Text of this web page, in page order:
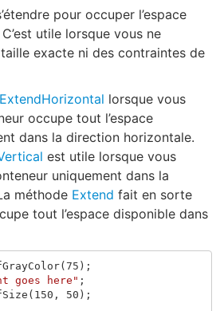
pour occuper l’espace
utile lorsque vous ne
exacte ni des contraintes de
ExtendHorizontal lorsque vous
occupe tout l’espace
dans la direction horizontale.
est utile lorsque vous
uniquement dans la
méthode Extend fait en sorte
tout l’espace disponible dans
( 75 );
goes here" ;
( 150 , 50 );